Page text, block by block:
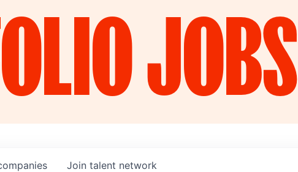
JOBS
Join talent network